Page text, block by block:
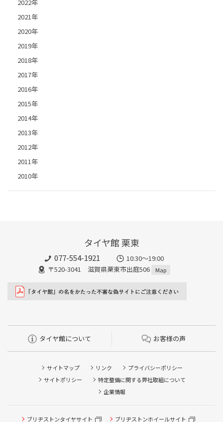
2022年
2021年
2020年
2019年
2018年
2017年
2016年
2015年
2014年
2013年
2012年
2011年
2010年
タイヤ館 栗東
077-554-1921
10:30～19:00
〒520-3041 滋賀県栗東市出庭506
Map
タイヤ館について お客様の声
サイトマップ リンク
プライバシーポリシー
サイトポリシー
特定整備に関する弊社取組について
企業情報
ブリヂストンタイヤサイト ブリヂストンホイールサイト
タイヤ点検・安全点検/タイヤ履き替え/オイル交換/その他